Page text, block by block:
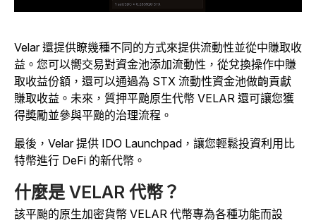
Velar 還提供瞭幾種不同的方式來提供流動性並從中賺取收
益。您可以嚮交易對資金池添加流動性，從兌換操作中賺
取收益份額，還可以通過為 STX 流動性資金池做齣貢獻
賺取收益。未來，質押平颱原生代幣 VELAR 還可讓您獲
得奬勵並參與平颱的治理流程。
最後，Velar 提供 IDO Launchpad，讓您輕鬆投資利用比
特幣進行 DeFi 的新代幣。
什麼是 VELAR 代幣？
該平颱的原生加密貨幣 VELAR 代幣專為各種功能而設